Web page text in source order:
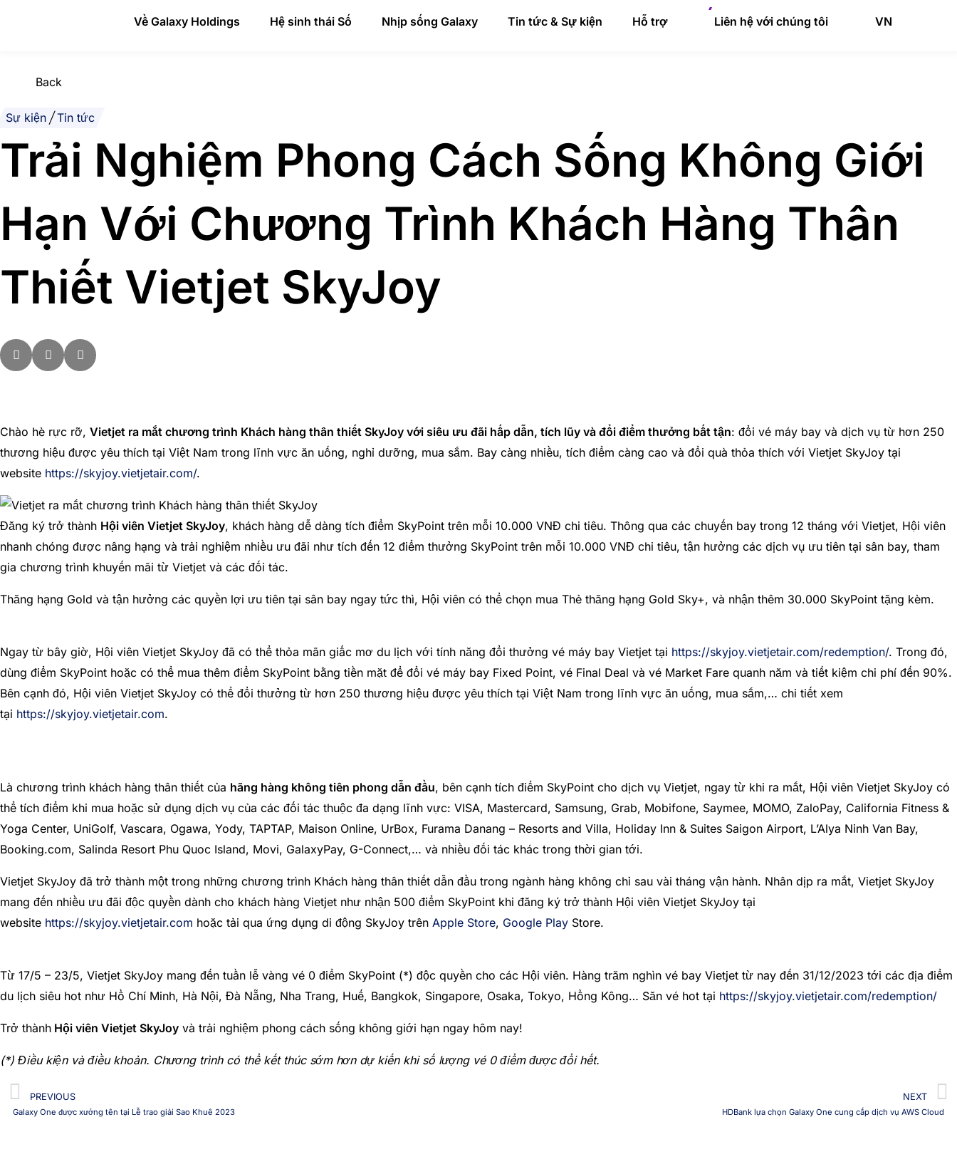
Về Galaxy Holdings Hệ sinh thái Số Nhịp sống Galaxy Tin tức & Sự kiện Hỗ trợ Liên hệ với chúng tôi VN
Back
Sự kiện|Tin tức
Trải Nghiệm Phong Cách Sống Không Giới
Hạn Với Chương Trình Khách Hàng Thân
Thiết Vietjet SkyJoy
Chào hè rực rỡ, Vietjet ra mắt chương trình Khách hàng thân thiết SkyJoy với siêu ưu đãi hấp dẫn, tích lũy và đổi điểm thưởng bất tận: đổi vé máy bay và dịch vụ từ hơn 250
thương hiệu được yêu thích tại Việt Nam trong lĩnh vực ăn uống, nghỉ dưỡng, mua sắm. Bay càng nhiều, tích điểm càng cao và đổi quà thỏa thích với Vietjet SkyJoy tại
website https://skyjoy.vietjetair.com/.
Đăng ký trở thành Hội viên Vietjet SkyJoy, khách hàng dễ dàng tích điểm SkyPoint trên mỗi 10.000 VNĐ chi tiêu. Thông qua các chuyến bay trong 12 tháng với Vietjet, Hội viên
nhanh chóng được nâng hạng và trải nghiệm nhiều ưu đãi như tích đến 12 điểm thưởng SkyPoint trên mỗi 10.000 VNĐ chi tiêu, tận hưởng các dịch vụ ưu tiên tại sân bay, tham
gia chương trình khuyến mãi từ Vietjet và các đối tác.
Thăng hạng Gold và tận hưởng các quyền lợi ưu tiên tại sân bay ngay tức thì, Hội viên có thể chọn mua Thẻ thăng hạng Gold Sky+, và nhận thêm 30.000 SkyPoint tặng kèm.
Ngay từ bây giờ, Hội viên Vietjet SkyJoy đã có thể thỏa mãn giấc mơ du lịch với tính năng đổi thưởng vé máy bay Vietjet tại https://skyjoy.vietjetair.com/redemption/. Trong đó,
dùng điểm SkyPoint hoặc có thể mua thêm điểm SkyPoint bằng tiền mặt để đổi vé máy bay Fixed Point, vé Final Deal và vé Market Fare quanh năm và tiết kiệm chi phí đến 90%.
Bên cạnh đó, Hội viên Vietjet SkyJoy có thể đổi thưởng từ hơn 250 thương hiệu được yêu thích tại Việt Nam trong lĩnh vực ăn uống, mua sắm,… chi tiết xem
tại https://skyjoy.vietjetair.com.
Là chương trình khách hàng thân thiết của hãng hàng không tiên phong dẫn đầu, bên cạnh tích điểm SkyPoint cho dịch vụ Vietjet, ngay từ khi ra mắt, Hội viên Vietjet SkyJoy có
thể tích điểm khi mua hoặc sử dụng dịch vụ của các đối tác thuộc đa dạng lĩnh vực: VISA, Mastercard, Samsung, Grab, Mobifone, Saymee, MOMO, ZaloPay, California Fitness &
Yoga Center, UniGolf, Vascara, Ogawa, Yody, TAPTAP, Maison Online, UrBox, Furama Danang – Resorts and Villa, Holiday Inn & Suites Saigon Airport, L’Alya Ninh Van Bay,
Booking.com, Salinda Resort Phu Quoc Island, Movi, GalaxyPay, G-Connect,… và nhiều đối tác khác trong thời gian tới.
Vietjet SkyJoy đã trở thành một trong những chương trình Khách hàng thân thiết dẫn đầu trong ngành hàng không chỉ sau vài tháng vận hành. Nhân dịp ra mắt, Vietjet SkyJoy
mang đến nhiều ưu đãi độc quyền dành cho khách hàng Vietjet như nhận 500 điểm SkyPoint khi đăng ký trở thành Hội viên Vietjet SkyJoy tại
website https://skyjoy.vietjetair.com hoặc tải qua ứng dụng di động SkyJoy trên Apple Store, Google Play Store.
Từ 17/5 – 23/5, Vietjet SkyJoy mang đến tuần lễ vàng vé 0 điểm SkyPoint (*) độc quyền cho các Hội viên. Hàng trăm nghìn vé bay Vietjet từ nay đến 31/12/2023 tới các địa điểm
du lịch siêu hot như Hồ Chí Minh, Hà Nội, Đà Nẵng, Nha Trang, Huế, Bangkok, Singapore, Osaka, Tokyo, Hồng Kông… Săn vé hot tại https://skyjoy.vietjetair.com/redemption/
Trở thành Hội viên Vietjet SkyJoy và trải nghiệm phong cách sống không giới hạn ngay hôm nay!
(*) Điều kiện và điều khoản. Chương trình có thể kết thúc sớm hơn dự kiến khi số lượng vé 0 điểm được đổi hết.
PrevPREVIOUS
Galaxy One được xướng tên tại Lễ trao giải Sao Khuê 2023
NEXT
HDBank lựa chọn Galaxy One cung cấp dịch vụ AWS Cloud